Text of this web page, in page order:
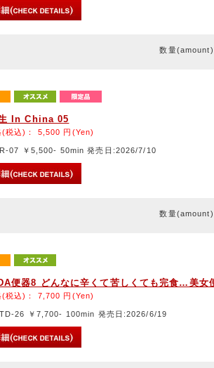
数量
In China 05
(税込)： 5,500 円(Yen)
07 ￥5,500- 50min 発売日:2026/7/10
数量
便器8 どんなに辛くて苦しくても完食…美女
(税込)： 7,700 円(Yen)
26 ￥7,700- 100min 発売日:2026/6/19